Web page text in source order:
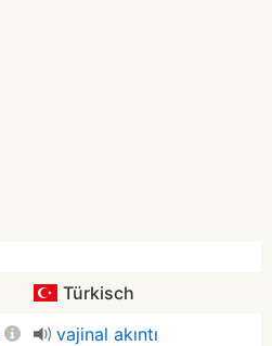
Türkisch
vajinal akıntı